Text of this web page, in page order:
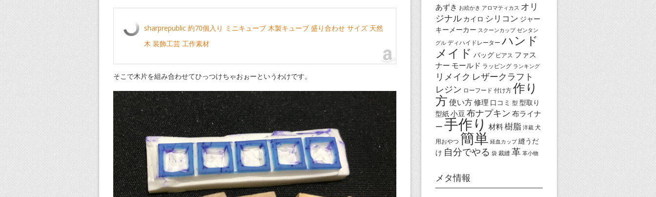
sharprepublic 約70個入り ミニキューブ 木製キューブ 盛り合わせ サイズ 天然
木 装飾工芸 工作素材
そこで木片を組み合わせてひっつけちゃおぉーというわけです。
あずき お絵かき アロマティカス オリ
ジナル カイロ シリコン ジャー
キーメーカー スクーンカップ ゼンタン
グル ディハイドレーター ハンド
メイド バッグ ピアス ファス
ナー モールド ラッピング ランキング
リメイク レザークラフト
レジン ローフード 付け方作り
方使い方修理 口コミ 型 型取り
型紙小豆 布ナプキン 布ライナ
ー 手作り 材料樹脂 洋裁 犬
用おやつ 簡単 経血カップ 縫うだ
け 自分でやる 袋 裁縫革 革小物
メタ情報